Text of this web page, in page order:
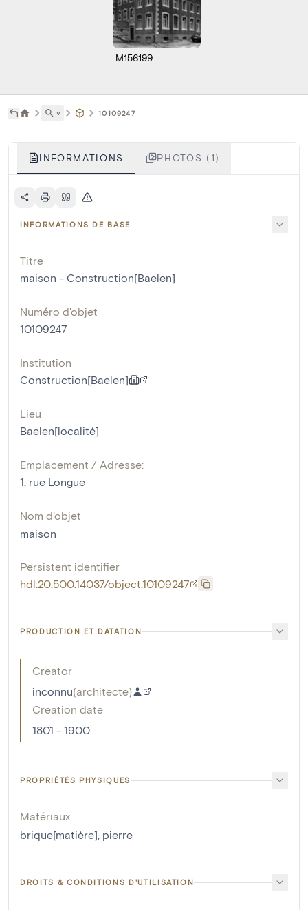
M156199
˅ 10109247
INFORMATIONS PHOTOS (1)
INFORMATIONS DE BASE
Titre
maison - Construction[Baelen]
Numéro d'objet
10109247
Institution
Construction[Baelen]
Lieu
Baelen[localité]
Emplacement / Adresse:
1, rue Longue
Nom d'objet
maison
Persistent identifier
hdl:20.500.14037/object.10109247
PRODUCTION ET DATATION
Creator
inconnu(architecte)
Creation date
1801 - 1900
PROPRIÉTÉS PHYSIQUES
Matériaux
brique[matière], pierre
DROITS & CONDITIONS D'UTILISATION